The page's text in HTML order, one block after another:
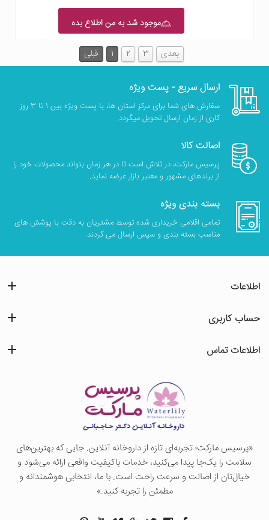
موجود شد به من اطلاع بده
قبلی 1 2 3 بعدی
ارسال سریع - پست ویژه
سفارش های شما برای مرکز استان ها، با پست ویژه بین 1 تا 3 روز
کاری از زمان ارسال تحویل میگردد.
اصالت کالا
پرسیس مارکت، در تلاش است تا در هر زمان بتواند محصولات خود را
از برندهای مشهور و معتبر بازار عرضه نماید.
بسته بندی ویژه
تمامی اقلامی خریداری شده توسط مشتریان به دقت با پوشش های
مناسب بسته بندی و سپس ارسال می گردند.
«پرسيس ماركت؛ تجربه‌ای تازه از داروخانه آنلاین. جایی که بهترین‌های
سلامت را یک‌جا پیدا می‌کنید، خدمات باکیفیت واقعی ارائه می‌شود و
خیال‌تان از اصالت و سرعت راحت است. با ما، انتخابی هوشمندانه و
مطمئن را تجربه کنید.»
اطلاعات
حساب کاربری
اطلاعات تماس